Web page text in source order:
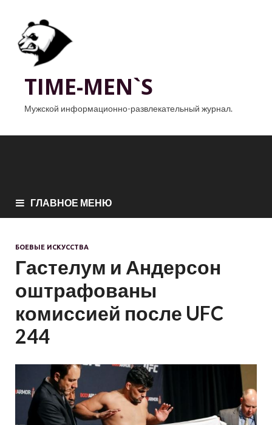
TIME-MEN`S
Мужской информационно-развлекательный журнал.
ГЛАВНОЕ МЕНЮ
БОЕВЫЕ ИСКУССТВА
Гастелум и Андерсон
оштрафованы
комиссией после UFC
244